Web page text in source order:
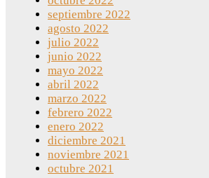
septiembre 2022
agosto 2022
julio 2022
junio 2022
mayo 2022
abril 2022
marzo 2022
febrero 2022
enero 2022
diciembre 2021
noviembre 2021
octubre 2021